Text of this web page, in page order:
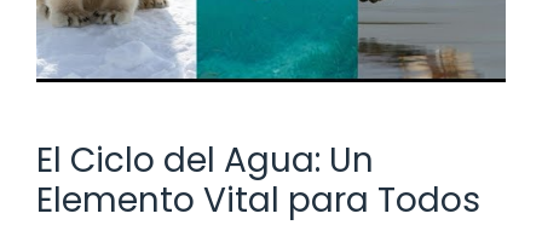
El Ciclo del Agua: Un
Elemento Vital para Todos